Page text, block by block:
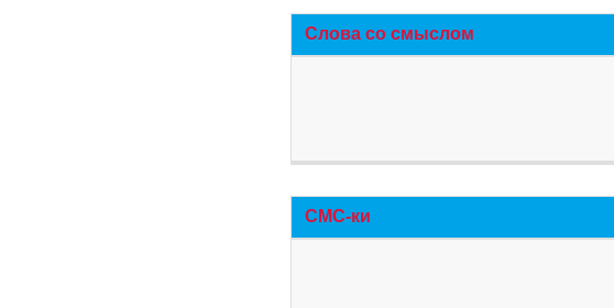
Слова со смыслом
СМС-ки